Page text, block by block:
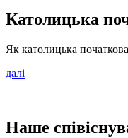
Католицька
Як католицька
далі
Наше